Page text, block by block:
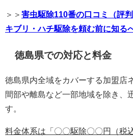
＞＞ 害虫駆除110番の口コミ（評
キブリ・ハチ駆除を頼む前に知る
徳島県での対応と料金
徳島県内全域をカバーする加盟店
間部や離島など一部地域を除き、
す。
料金体系は「〇〇駆除〇〇円（税